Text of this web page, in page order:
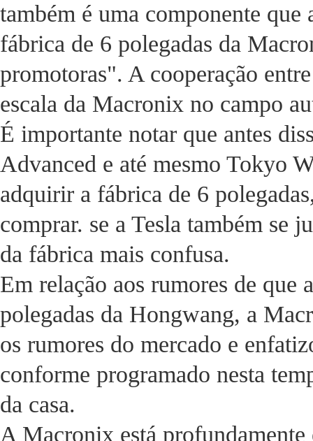
também é uma componente que
fábrica de 6 polegadas da
promotoras". A cooperação
escala da Macronix no campo
É importante notar que antes
Advanced e até mesmo Tokyo
adquirir a fábrica de 6
comprar. se a Tesla também se
da fábrica mais confusa.
Em relação aos rumores de
polegadas da Hongwang, a
os rumores do mercado e
conforme programado nesta
da casa.
A Macronix está